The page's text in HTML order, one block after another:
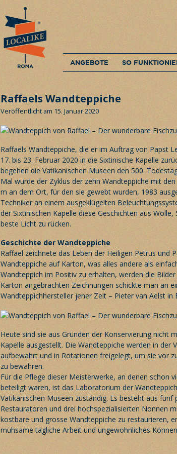
ANGEBOTE SO
Raffaels Wandteppiche
Veröffentlicht am 15. Januar 2020
Raffaels Wandteppiche, die er im Auftrag von Papst
17. bis 23. Februar 2020 in die Sixtinische Kapelle
begehen die Vatikanischen Museen den 500.
Mal wurde der Zyklus der zehn Wandteppiche mit
m an dem Ort, für den sie gewebt wurden, 1983
Techniker an einem ausgeklügelten
der Sixtinischen Kapelle diese Geschichten aus Wolle,
beste Licht zu rücken.
Geschichte der Wandteppiche
Raffael zeichnete das Leben der Heiligen Petrus und
Wandteppiche auf Karton, was alles andere als
Wandteppich im Positiv zu erhalten, werden die
Karton angebrachten Zeichnungen schickte man an
Wandteppichhersteller jener Zeit – Pieter van Aelst in
Heute sind sie aus Gründen der Konservierung nicht
Kapelle ausgestellt. Die Wandteppiche werden in der
aufbewahrt und in Rotationen freigelegt, um sie vor
zu bewahren.
Für die Pflege dieser Meisterwerke, an denen schon
beteiligt waren, ist das Laboratorium der
Vatikanischen Museen zuständig. Es besteht aus fünf
Restauratoren und drei hochspezialisierten Nonnen
kostbare und grosse Wandteppiche zu restaurieren,
mühsame tägliche Arbeit und ungewöhnliches